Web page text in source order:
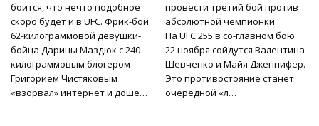
боится, что нечто подобное
скоро будет и в UFC. Фрик-бой
62-килограммовой девушки-
бойца Дарины Маздюк с 240-
килограммовым блогером
Григорием Чистяковым
«взорвал» интернет и дошё…
провести третий бой против
абсолютной чемпионки.
На UFC 255 в со-главном бою
22 ноября сойдутся Валентина
Шевченко и Майя Дженнифер.
Это противостояние станет
очередной «л…